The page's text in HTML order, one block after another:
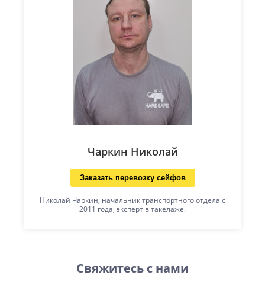
Чаркин Николай
Заказать перевозку сейфов
Николай Чаркин, начальник транспортного отдела с
2011 года, эксперт в такелаже.
Свяжитесь с нами